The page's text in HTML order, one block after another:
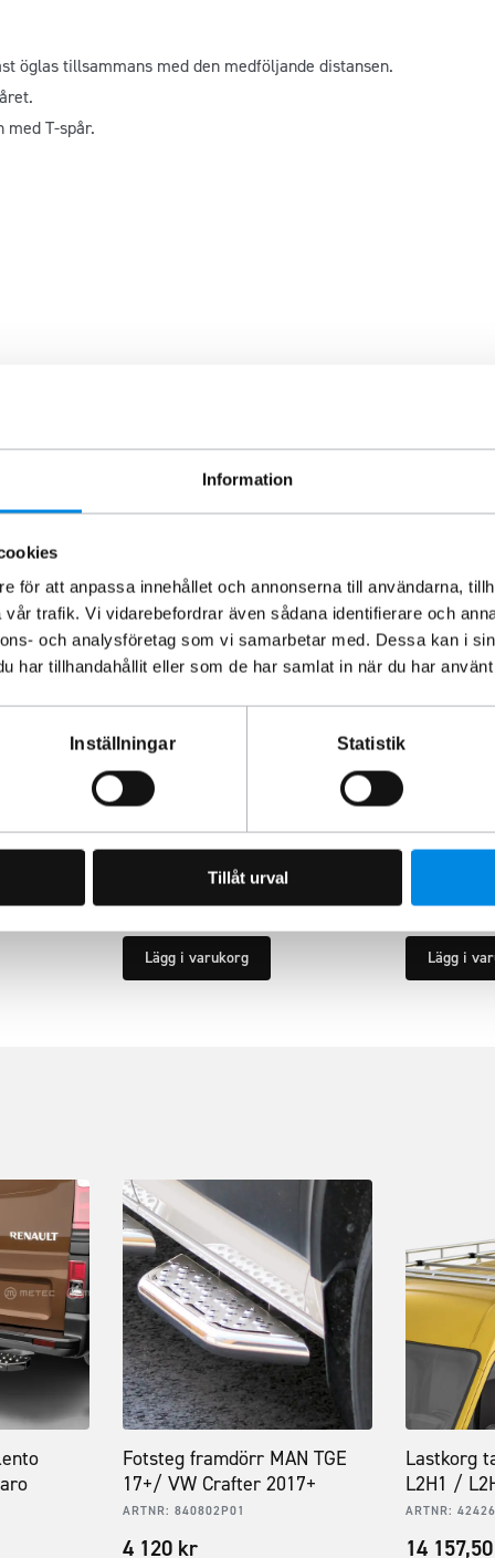
Information
för att anpassa innehållet och annonserna till användarna,
trafik. Vi vidarebefordrar även sådana identifierare och
och analysföretag som vi samarbetar med. Dessa kan i
har tillhandahållit eller som de har samlat in när du har
Inställningar Statistik
Tillåt urval
öglas tillsammans med den medföljande distansen.
T-spår.
Takräcke 1 par 1500mm
3 245kr
Lägg i varukorg
2 995kr
Lägg i
Fotsteg framdörr MAN TGE
17+/ VW Crafter 2017+
ARTNR:840802P01
4 120 kr
Lastkorg
L2H1 /
ARTNR:
14